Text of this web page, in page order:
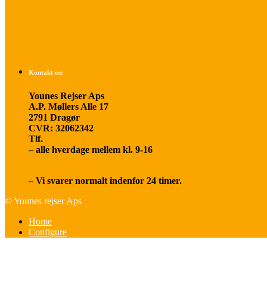
Kontakt os:
Younes Rejser Aps
A.P. Møllers Alle 17
2791 Dragør
CVR: 32062342
Tlf.
– alle hverdage mellem kl. 9-16
– Vi svarer normalt indenfor 24 timer.
© Younes rejser Aps
Home
Configure